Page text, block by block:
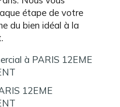
étape de votre
du bien idéal à la
à PARIS 12EME
12EME